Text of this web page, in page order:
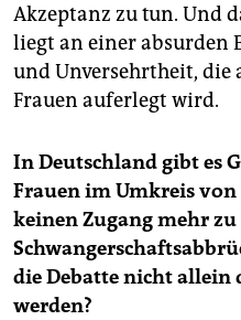
Akzeptanz zu tun. Und
liegt an einer absurden
und Unversehrtheit, die
Frauen auferlegt wird.
In Deutschland gibt es
Frauen im Umkreis
keinen Zugang mehr
die Debatte nicht allein
werden?